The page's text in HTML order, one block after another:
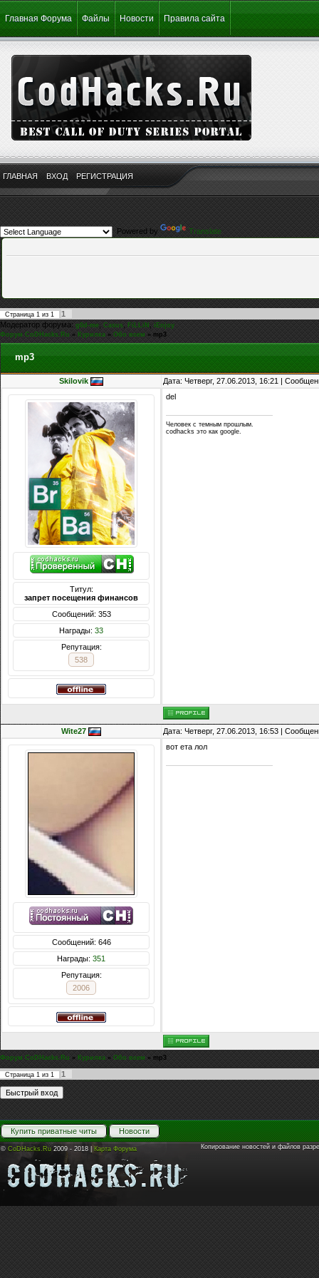
Главная Форума Файлы Новости Правила сайта
ГЛАВНАЯ ВХОД РЕГИСТРАЦИЯ
Powered by Translate
Страница 1 из 1
1
Модератор форума:g0d-me,Casus, FiLLiN,iEnjoy
Форум CoDHacks.Ru » Курилка » Обо всем » mp3
mp3
Skilovik Дата: Четверг, 27.06.2013, 16:21 |
Титул:
запрет посещения финансов
Сообщений: 353
Награды: 33
Репутация:
538
del
Человек с темным прошлым.
codhacks это как google.
Wite27 Дата: Четверг, 27.06.2013, 16:53 |
Сообщений: 646
Награды: 351
Репутация:
2006
вот ета лол
Форум CoDHacks.Ru » Курилка » Обо всем » mp3
Страница 1 из 1 1
Купить приватные читы Новости
© CoDHacks.Ru 2009 - 2018 | Карта Форума Копирование новостей и файлов